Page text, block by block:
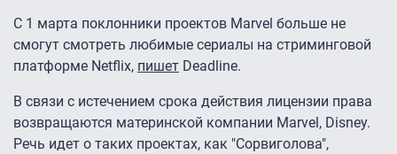
C 1 марта поклонники проектов Marvel больше не
смогут смотреть любимые сериалы на стриминговой
платформе Netflix, пишет Deadline.
В связи с истечением срока действия лицензии права
возвращаются материнской компании Marvel, Disney.
Речь идет о таких проектах, как "Сорвиголова",